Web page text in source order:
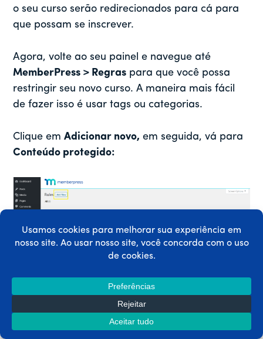
o seu curso serão redirecionados para cá para
que possam se inscrever.
Agora, volte ao seu painel e navegue até
MemberPress > Regras para que você possa
restringir seu novo curso. A maneira mais fácil
de fazer isso é usar tags ou categorias.
Clique emAdicionar novo, em seguida, vá para
Conteúdo protegido:
se quiser restringir seu curso
com base nessa taxonomia. Você também pode
optar por proteger um único curso, todo o